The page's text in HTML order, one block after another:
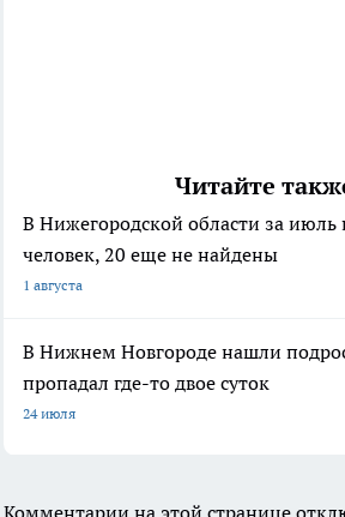
Читайте
В Нижегородской области за июль
человек, 20 еще не найдены
1 августа
В Нижнем Новгороде нашли
пропадал где-то двое суток
24 июля